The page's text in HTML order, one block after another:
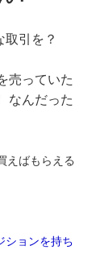
引を？
売っていた
なんだった
えばもらえる
ションを持ち